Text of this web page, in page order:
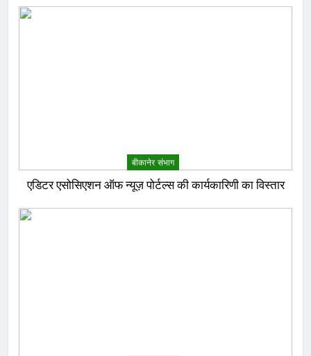
बीकानेर संभाग
एडिटर एसोसिएशन ऑफ न्यूज़ पोर्टल्स की कार्यकारिणी का विस्तार